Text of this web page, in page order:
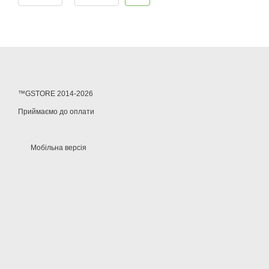
™GSTORE 2014-2026
Приймаємо до оплати
Мобільна версія